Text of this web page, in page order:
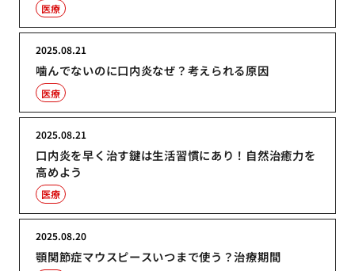
医療
噛んでないのに口内炎なぜ？考えられる原因
2025.08.21
医療
口内炎を早く治す鍵は生活習慣にあり！自然治癒力を
高めよう
2025.08.21
医療
顎関節症マウスピースいつまで使う？治療期間
2025.08.20